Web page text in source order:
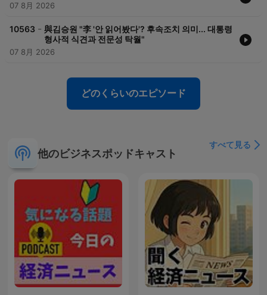
07 8月 2026
10563 - 與김승원 "李 '안 읽어봤다'? 후속조치 의미... 대통령
형사적 식견과 전문성 탁월"
07 8月 2026
どのくらいのエピソード
他のビジネスポッドキャスト
すべて見る